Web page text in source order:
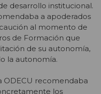
desarrollo institucional.
a apoderados
al momento de
de Formación que
de su autonomía,
la autonomía.
ODECU recomendaba
los